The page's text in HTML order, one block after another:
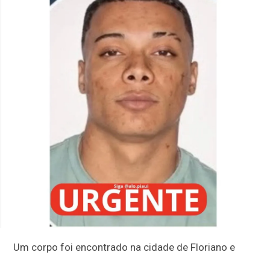
Um corpo foi encontrado na cidade de Floriano e